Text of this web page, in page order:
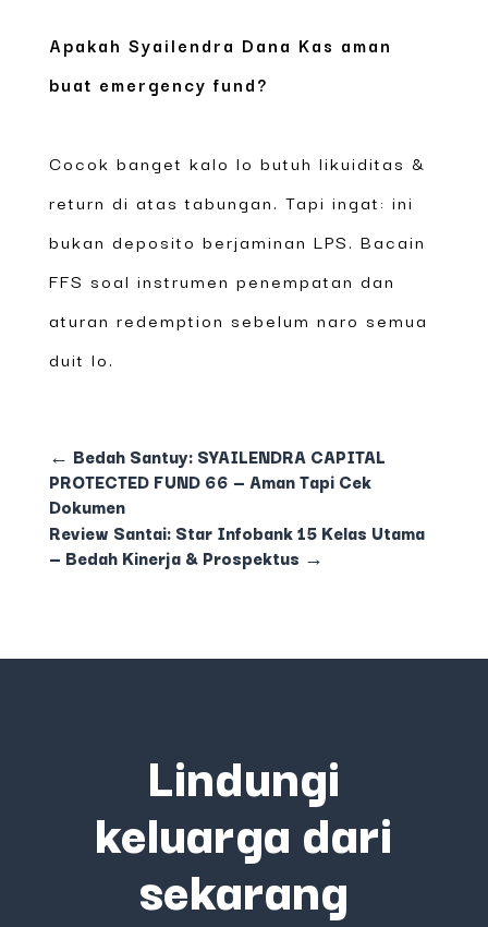
Apakah Syailendra Dana Kas aman
buat emergency fund?
Cocok banget kalo lo butuh likuiditas &
return di atas tabungan. Tapi ingat: ini
bukan deposito berjaminan LPS. Bacain
FFS soal instrumen penempatan dan
aturan redemption sebelum naro semua
duit lo.
← Bedah Santuy: SYAILENDRA CAPITAL
PROTECTED FUND 66 — Aman Tapi Cek
Dokumen
Review Santai: Star Infobank 15 Kelas Utama
— Bedah Kinerja & Prospektus →
Lindungi
keluarga dari
sekarang